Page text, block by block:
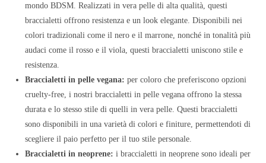
mondo BDSM. Realizzati in vera pelle di alta qualità, questi
braccialetti offrono resistenza e un look elegante. Disponibili nei
colori tradizionali come il nero e il marrone, nonché in tonalità più
audaci come il rosso e il viola, questi braccialetti uniscono stile e
resistenza.
Braccialetti in pelle vegana: per coloro che preferiscono opzioni
cruelty-free, i nostri braccialetti in pelle vegana offrono la stessa
durata e lo stesso stile di quelli in vera pelle. Questi braccialetti
sono disponibili in una varietà di colori e finiture, permettendoti di
scegliere il paio perfetto per il tuo stile personale.
Braccialetti in neoprene: i braccialetti in neoprene sono ideali per